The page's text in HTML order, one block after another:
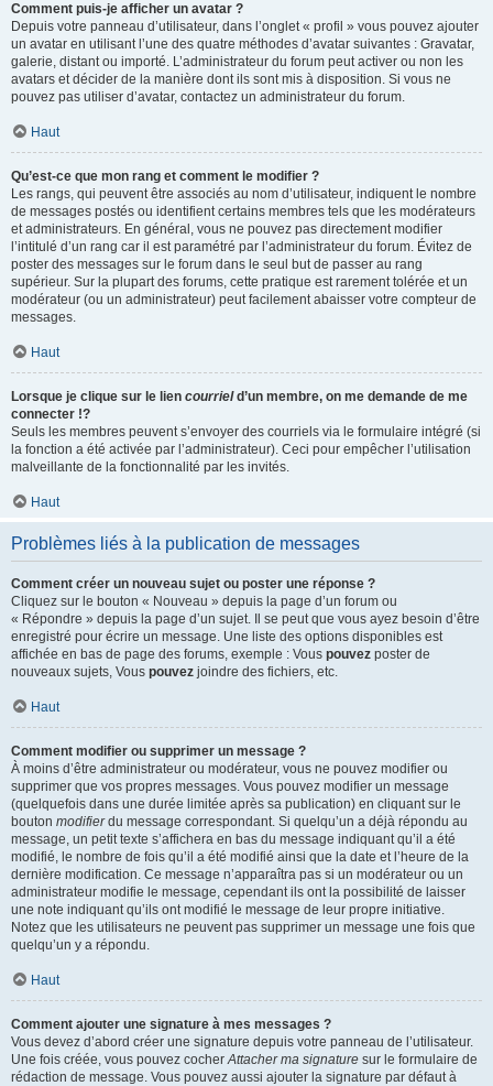
Comment puis-je afficher un avatar ?
Depuis votre panneau d’utilisateur, dans l’onglet « profil » vous pouvez ajouter
un avatar en utilisant l’une des quatre méthodes d’avatar suivantes : Gravatar,
galerie, distant ou importé. L’administrateur du forum peut activer ou non les
avatars et décider de la manière dont ils sont mis à disposition. Si vous ne
pouvez pas utiliser d’avatar, contactez un administrateur du forum.
Haut
Qu’est-ce que mon rang et comment le modifier ?
Les rangs, qui peuvent être associés au nom d’utilisateur, indiquent le nombre
de messages postés ou identifient certains membres tels que les modérateurs
et administrateurs. En général, vous ne pouvez pas directement modifier
l’intitulé d’un rang car il est paramétré par l’administrateur du forum. Évitez de
poster des messages sur le forum dans le seul but de passer au rang
supérieur. Sur la plupart des forums, cette pratique est rarement tolérée et un
modérateur (ou un administrateur) peut facilement abaisser votre compteur de
messages.
Haut
Lorsque je clique sur le lien courrield’un membre, on me demande de me
connecter !?
Seuls les membres peuvent s’envoyer des courriels via le formulaire intégré (si
la fonction a été activée par l’administrateur). Ceci pour empêcher l’utilisation
malveillante de la fonctionnalité par les invités.
Haut
Problèmes liés à la publication de messages
Comment créer un nouveau sujet ou poster une réponse ?
Cliquez sur le bouton « Nouveau » depuis la page d’un forum ou
« Répondre » depuis la page d’un sujet. Il se peut que vous ayez besoin d’être
enregistré pour écrire un message. Une liste des options disponibles est
affichée en bas de page des forums, exemple : Vous pouvez poster de
nouveaux sujets, Vous pouvez joindre des fichiers, etc.
Haut
Comment modifier ou supprimer un message ?
À moins d’être administrateur ou modérateur, vous ne pouvez modifier ou
supprimer que vos propres messages. Vous pouvez modifier un message
(quelquefois dans une durée limitée après sa publication) en cliquant sur le
bouton modifierdu message correspondant. Si quelqu’un a déjà répondu au
message, un petit texte s’affichera en bas du message indiquant qu’il a été
modifié, le nombre de fois qu’il a été modifié ainsi que la date et l’heure de la
dernière modification. Ce message n’apparaîtra pas si un modérateur ou un
administrateur modifie le message, cependant ils ont la possibilité de laisser
une note indiquant qu’ils ont modifié le message de leur propre initiative.
Notez que les utilisateurs ne peuvent pas supprimer un message une fois que
quelqu’un y a répondu.
Haut
Comment ajouter une signature à mes messages ?
Vous devez d’abord créer une signature depuis votre panneau de l’utilisateur.
Une fois créée, vous pouvez cocherAttacher ma signature sur le formulaire de
rédaction de message. Vous pouvez aussi ajouter la signature par défaut à